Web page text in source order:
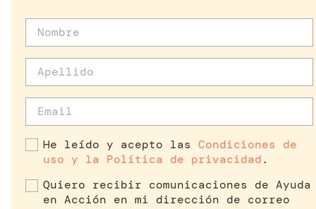
He leído y acepto las Condiciones de
uso y la Política de privacidad.
Quiero recibir comunicaciones de Ayuda
en Acción en mi dirección de correo